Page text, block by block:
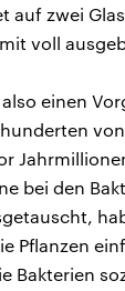
auf zwei
voll
einen
bei den
Pflanzen
Bakterien